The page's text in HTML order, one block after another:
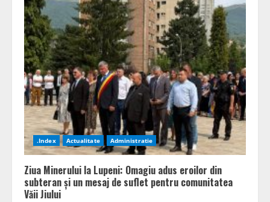
.Index Actualitate Administratie
Ziua Minerului la Lupeni: Omagiu adus eroilor din
subteran și un mesaj de suflet pentru comunitatea
Văii Jiului